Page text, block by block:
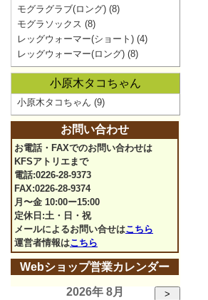
モグラグラブ(ロング) (8)
モグラソックス (8)
レッグウォーマー(ショート) (4)
レッグウォーマー(ロング) (8)
小原木タコちゃん
小原木タコちゃん (9)
お問い合わせ
お電話・FAXでのお問い合わせは
KFSアトリエまで
電話:0226-28-9373
FAX:0226-28-9374
月〜金 10:00ー15:00
定休日:土・日・祝
メールによるお問い合せはこちら
運営者情報はこちら
Webショップ営業カレンダー
2026年 8月
>